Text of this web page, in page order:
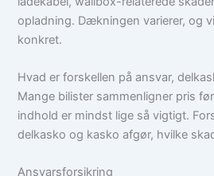
opladning. Dækningen varierer, og
konkret.
Hvad er forskellen på ansvar,
Mange bilister sammenligner pris
indhold er mindst lige så vigtigt.
delkasko og kasko afgør, hvilke
Ansvarsforsikring